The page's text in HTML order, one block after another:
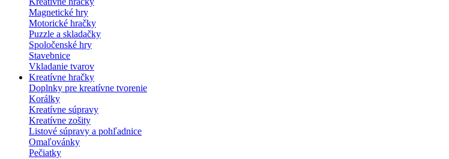
Magnetické hry
Motorické hračky
Puzzle a skladačky
Spoločenské hry
Stavebnice
Vkladanie tvarov
Kreatívne hračky
Doplnky pre kreatívne tvorenie
Korálky
Kreatívne súpravy
Kreatívne zošity
Listové súpravy a pohľadnice
Omaľovánky
Pečiatky